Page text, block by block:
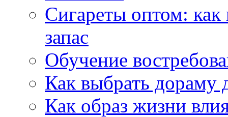
Сигареты оптом:
запас
Обучение
Как выбрать дораму
Как образ жизни